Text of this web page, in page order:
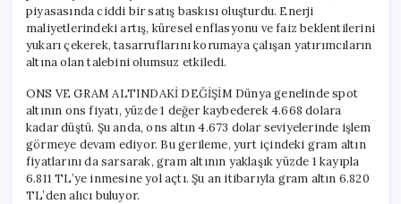
için
piyasasında ciddi bir satış baskısı oluşturdu. Enerji
maliyetlerindeki artış, küresel enflasyonu ve faiz beklentilerini
yukarı çekerek, tasarruflarını korumaya çalışan yatırımcıların
altına olan talebini olumsuz etkiledi.
ONS VE GRAM ALTINDAKİ DEĞİŞİM Dünya genelinde spot
altının ons fiyatı, yüzde 1 değer kaybederek 4.668 dolara
kadar düştü. Şu anda, ons altın 4.673 dolar seviyelerinde işlem
görmeye devam ediyor. Bu gerileme, yurt içindeki gram altın
fiyatlarını da sarsarak, gram altının yaklaşık yüzde 1 kayıpla
6.811 TL’ye inmesine yol açtı. Şu an itibarıyla gram altın 6.820
TL’den alıcı buluyor.